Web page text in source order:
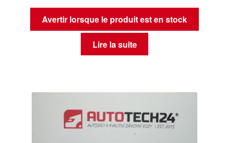
Avertir lorsque le produit est en stock
Lire la suite